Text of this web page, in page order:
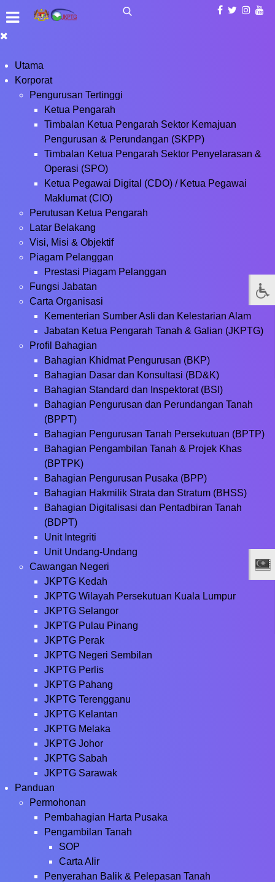
Utama
Korporat
Pengurusan Tertinggi
Ketua Pengarah
Timbalan Ketua Pengarah Sektor Kemajuan
Pengurusan & Perundangan (SKPP)
Timbalan Ketua Pengarah Sektor Penyelarasan &
Operasi (SPO)
Ketua Pegawai Digital (CDO) / Ketua Pegawai
Maklumat (CIO)
Perutusan Ketua Pengarah
Latar Belakang
Visi, Misi & Objektif
Piagam Pelanggan
Prestasi Piagam Pelanggan
Fungsi Jabatan
Carta Organisasi
Kementerian Sumber Asli dan Kelestarian Alam
Jabatan Ketua Pengarah Tanah & Galian (JKPTG)
Profil Bahagian
Bahagian Khidmat Pengurusan (BKP)
Bahagian Dasar dan Konsultasi (BD&K)
Bahagian Standard dan Inspektorat (BSI)
Bahagian Pengurusan dan Perundangan Tanah
(BPPT)
Bahagian Pengurusan Tanah Persekutuan (BPTP)
Bahagian Pengambilan Tanah & Projek Khas
(BPTPK)
Bahagian Pengurusan Pusaka (BPP)
Bahagian Hakmilik Strata dan Stratum (BHSS)
Bahagian Digitalisasi dan Pentadbiran Tanah
(BDPT)
Unit Integriti
Unit Undang-Undang
Cawangan Negeri
JKPTG Kedah
JKPTG Wilayah Persekutuan Kuala Lumpur
JKPTG Selangor
JKPTG Pulau Pinang
JKPTG Perak
JKPTG Negeri Sembilan
JKPTG Perlis
JKPTG Pahang
JKPTG Terengganu
JKPTG Kelantan
JKPTG Melaka
JKPTG Johor
JKPTG Sabah
JKPTG Sarawak
Panduan
Permohonan
Pembahagian Harta Pusaka
Pengambilan Tanah
SOP
Carta Alir
Penyerahan Balik & Pelepasan Tanah